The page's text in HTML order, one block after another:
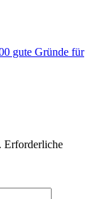
gute Gründe für
Erforderliche